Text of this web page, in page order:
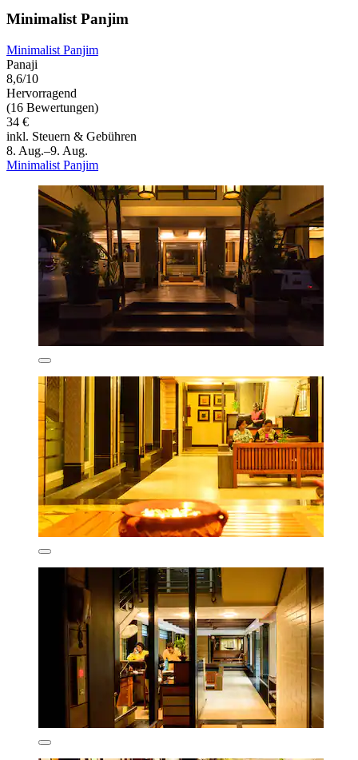
Minimalist Panjim
Minimalist Panjim
Panaji
8,6/10
Hervorragend
(16 Bewertungen)
34 €
inkl. Steuern & Gebühren
8. Aug.–9. Aug.
Minimalist Panjim